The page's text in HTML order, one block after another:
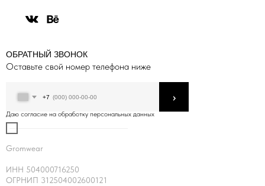
Gromwear
ИНН 504000716250
ОГРНИП 312504002600121
ОБРАТНЫЙ ЗВОНОК
Оставьте свой номер телефона ниже
+7
Даю согласие на обработку персональных данных
›